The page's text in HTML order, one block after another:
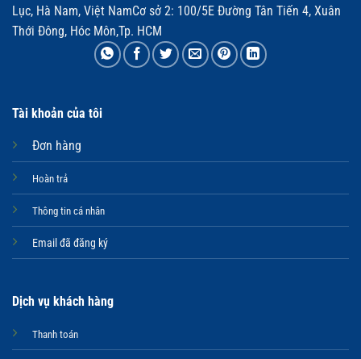
Lục, Hà Nam, Việt NamCơ sở 2: 100/5E Đường Tân Tiến 4, Xuân
Thới Đông, Hóc Môn,Tp. HCM
Tài khoản của tôi
Đơn hàng
Hoàn trả
Thông tin cá nhân
Email đã đăng ký
Dịch vụ khách hàng
Thanh toán